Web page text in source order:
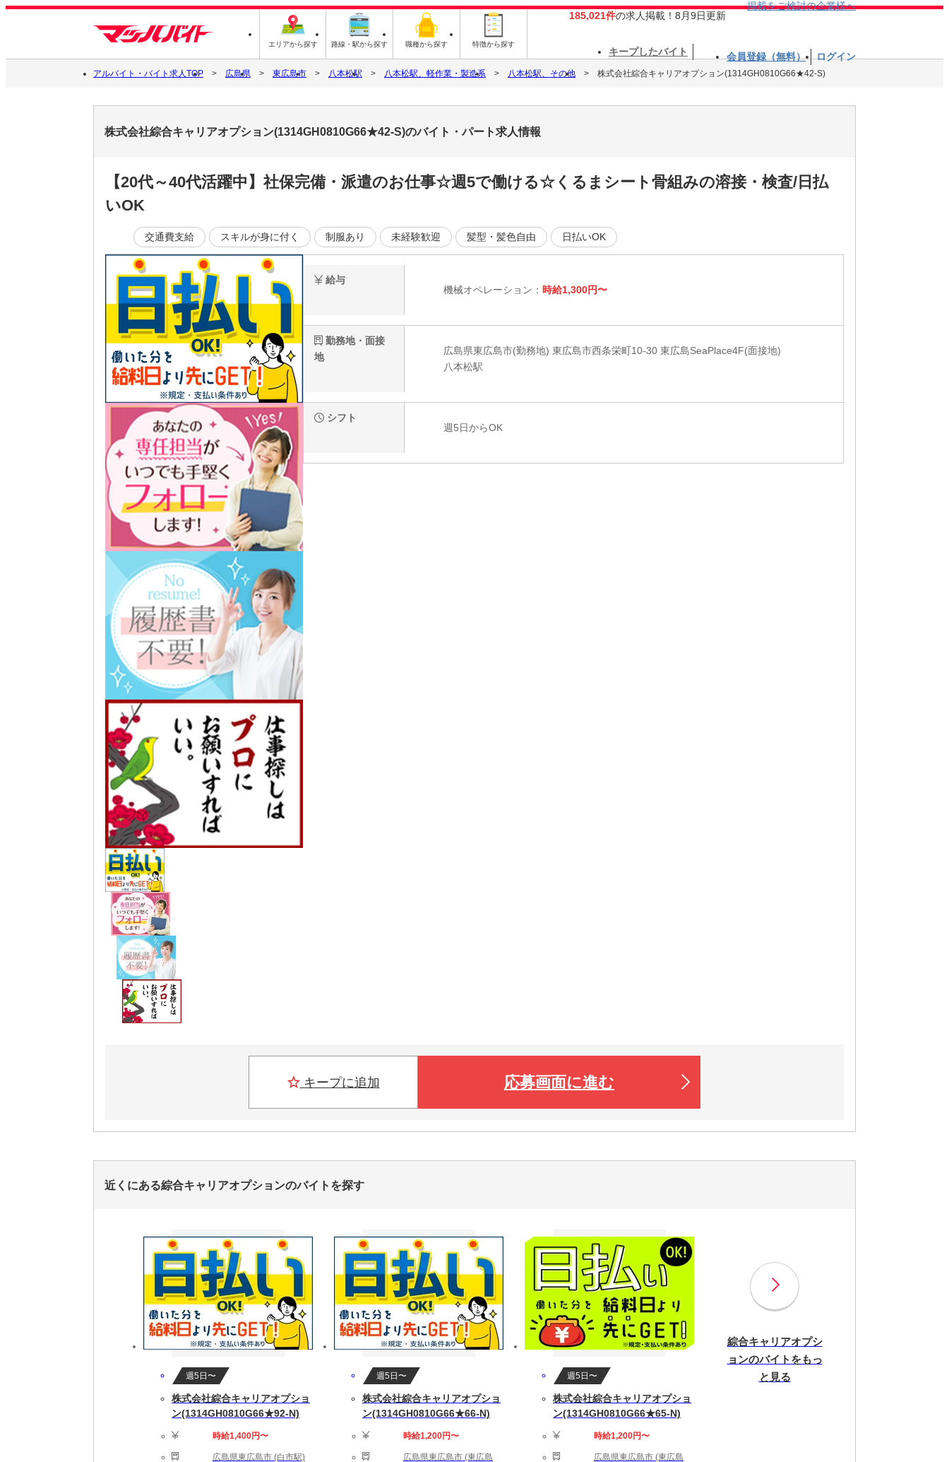
エリアから探す 路線・駅から探す 職種から探す 特徴から探す
185,021件の求人掲載！8月9日更新
掲載をご検討の企業様へ
キープしたバイト 会員登録（無料） ログイン
アルバイト・バイト求人TOP 広島県 東広島市 八本松駅 八本松駅、軽作業・製造系 八本松駅、その他 株式会社綜合キャリアオプション(1314GH0810G66★42-S)
株式会社綜合キャリアオプション(1314GH0810G66★42-S)のバイト・パート求人情報
【20代～40代活躍中】社保完備・派遣のお仕事☆週5で働ける☆くるまシート骨組みの溶接・検査/日払
いOK
交通費支給 スキルが身に付く 制服あり 未経験歓迎 髪型・髪色自由 日払いOK
給与
機械オペレーション： 時給1,300円〜
勤務地・面接
地
広島県東広島市(勤務地) 東広島市西条栄町10-30 東広島SeaPlace4F(面接地)
八本松駅
シフト
週5日からOK
キープに追加 応募画面に進む
近くにある綜合キャリアオプションのバイトを探す
週5日〜
株式会社綜合キャリアオプショ
ン(1314GH0810G66★92-N)
時給1,400円〜
広島県東広島市 (白市駅)
週5日〜
株式会社綜合キャリアオプショ
ン(1314GH0810G66★66-N)
時給1,200円〜
広島県東広島市 (東広島
週5日〜
株式会社綜合キャリアオプショ
ン(1314GH0810G66★65-N)
時給1,200円〜
広島県東広島市 (東広島
綜合キャリアオプシ
ョンのバイトをもっ
と見る